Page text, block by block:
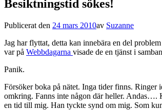
Besiktningstid sökes!
Publicerat den 24 mars 2010av Suzanne
Jag har flyttat, detta kan innebära en del
var på Webbdagarna visade de en tjänst i
Panik.
Försöker boka på nätet. Inga tider finns. Ringer
omkring. Fanns inte någon där heller. Andas….
en tid till mig. Han tyckte synd om mig. Som